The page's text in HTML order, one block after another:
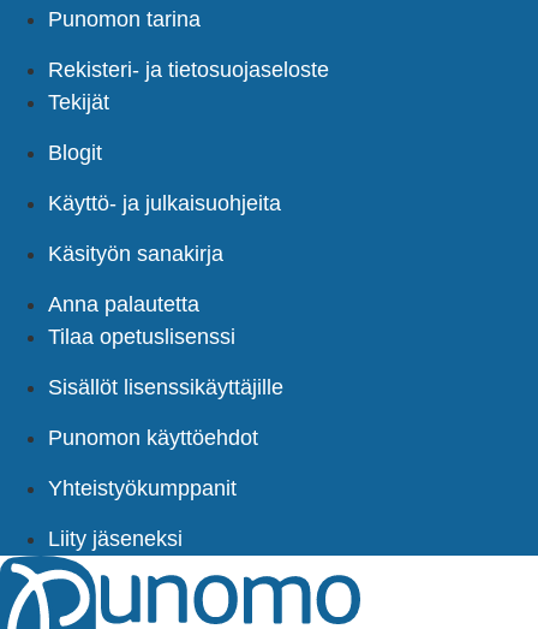
Punomon tarina
Rekisteri- ja tietosuojaseloste
Tekijät
Blogit
Käyttö- ja julkaisuohjeita
Käsityön sanakirja
Anna palautetta
Tilaa opetuslisenssi
Sisällöt lisenssikäyttäjille
Punomon käyttöehdot
Yhteistyökumppanit
Liity jäseneksi